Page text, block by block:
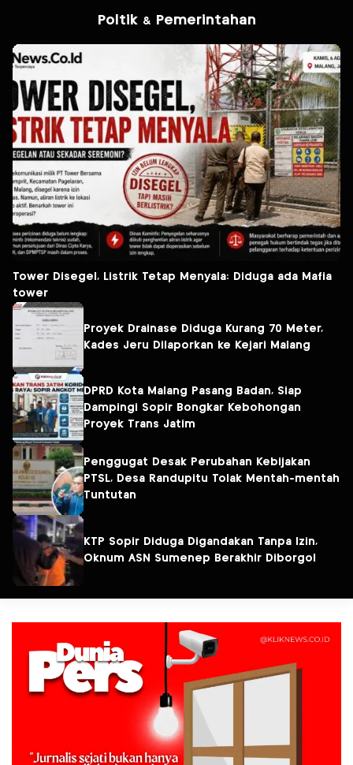
Poltik & Pemerintahan
Tower Disegel, Listrik Tetap Menyala: Diduga ada Mafia
tower
Proyek Drainase Diduga Kurang 70 Meter,
Kades Jeru Dilaporkan ke Kejari Malang
DPRD Kota Malang Pasang Badan, Siap
Dampingi Sopir Bongkar Kebohongan
Proyek Trans Jatim
Penggugat Desak Perubahan Kebijakan
PTSL, Desa Randupitu Tolak Mentah-mentah
Tuntutan
KTP Sopir Diduga Digandakan Tanpa Izin,
Oknum ASN Sumenep Berakhir Diborgol